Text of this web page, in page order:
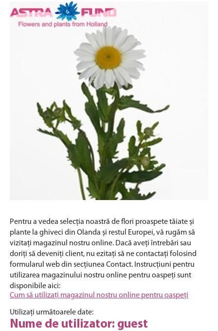
Pentru a vedea selecția noastră de flori proaspete tăiate și
plante la ghiveci din Olanda și restul Europei, vă rugăm să
vizitați magazinul nostru online. Dacă aveți întrebări sau
doriți să deveniți client, nu ezitați să ne contactați folosind
formularul web din secțiunea Contact. Instrucțiuni pentru
utilizarea magazinului nostru online pentru oaspeți sunt
disponibile aici:
Cum să utilizați magazinul nostru online pentru oaspeți
Utilizați următoarele date:
Nume de utilizator: guest